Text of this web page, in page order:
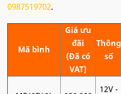
0987519702.
Mã bình
Giá ưu
đãi
(Đã có
VAT)
Thông
số
12V -